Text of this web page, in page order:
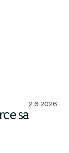
2.6.2026
sa